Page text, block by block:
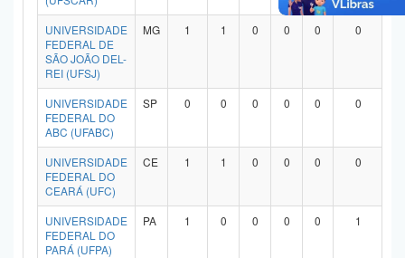
UNIVERSIDADE
FEDERAL DE
SÃO JOÃO DEL-
REI (UFSJ)
MG 1 1 0 0 0 0
UNIVERSIDADE
FEDERAL DO
ABC (UFABC)
SP 0 0 0 0 0 0
UNIVERSIDADE
FEDERAL DO
CEARÁ (UFC)
CE 1 1 0 0 0 0
UNIVERSIDADE
FEDERAL DO
PARÁ (UFPA)
PA 1 0 0 0 0 1